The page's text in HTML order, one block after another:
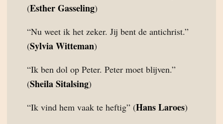
(Esther Gasseling)
“Nu weet ik het zeker. Jij bent de antichrist.”
(Sylvia Witteman)
“Ik ben dol op Peter. Peter moet blijven.”
(Sheila Sitalsing)
“Ik vind hem vaak te heftig” (Hans Laroes)